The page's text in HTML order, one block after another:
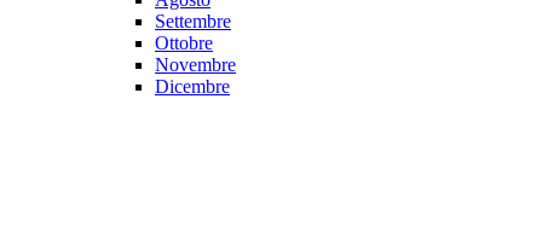
Settembre
Ottobre
Novembre
Dicembre